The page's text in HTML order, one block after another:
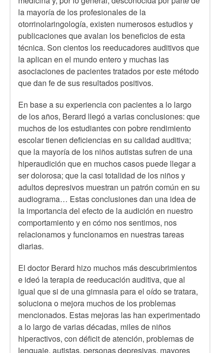
la mayoría de los profesionales de la
otorrinolaringología, existen numerosos estudios y
publicaciones que avalan los beneficios de esta
técnica. Son cientos los reeducadores auditivos que
la aplican en el mundo entero y muchas las
asociaciones de pacientes tratados por este método
que dan fe de sus resultados positivos.
En base a su experiencia con pacientes a lo largo
de los años, Berard llegó a varias conclusiones: que
muchos de los estudiantes con pobre rendimiento
escolar tienen deficiencias en su calidad auditiva;
que la mayoría de los niños autistas sufren de una
hiperaudición que en muchos casos puede llegar a
ser dolorosa; que la casi totalidad de los niños y
adultos depresivos muestran un patrón común en su
audiograma… Estas conclusiones dan una idea de
la importancia del efecto de la audición en nuestro
comportamiento y en cómo nos sentimos, nos
relacionamos y funcionamos en nuestras tareas
diarias.
El doctor Berard hizo muchos más descubrimientos
e ideó la terapia de reeducación auditiva, que al
igual que si de una gimnasia para el oído se tratara,
soluciona o mejora muchos de los problemas
mencionados. Estas mejoras las han experimentado
a lo largo de varias décadas, miles de niños
hiperactivos, con déficit de atención, problemas de
lenguaje, autistas, personas depresivas, mayores